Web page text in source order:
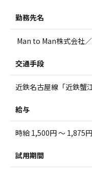
勤務先名
Man to Man株式会社
交通手段
近鉄名古屋線「近鉄蟹
給与
時給 1,500円 ～ 1,875円
試用期間